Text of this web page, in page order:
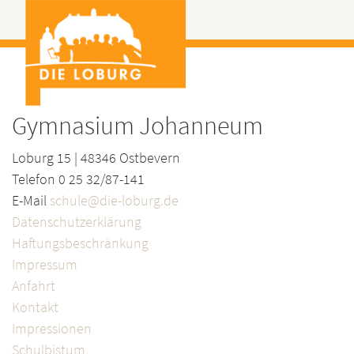
Gymnasium Johanneum
Loburg 15 | 48346 Ostbevern
Telefon 0 25 32/87-141
E-Mail schule@die-loburg.de
Datenschutzerklärung
Haftungsbeschränkung
Impressum
Anfahrt
Kontakt
Impressionen
Schulbistum